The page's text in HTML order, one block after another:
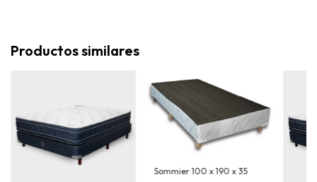
Productos similares
Sommier 100 x 190 x 35